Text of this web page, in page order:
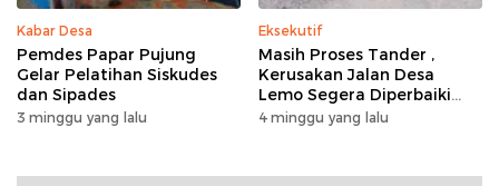
Kabar Desa
Pemdes Papar Pujung
Gelar Pelatihan Siskudes
dan Sipades
3 minggu yang lalu
Eksekutif
Masih Proses Tander ,
Kerusakan Jalan Desa
Lemo Segera Diperbaiki
Tahun Ini
4 minggu yang lalu